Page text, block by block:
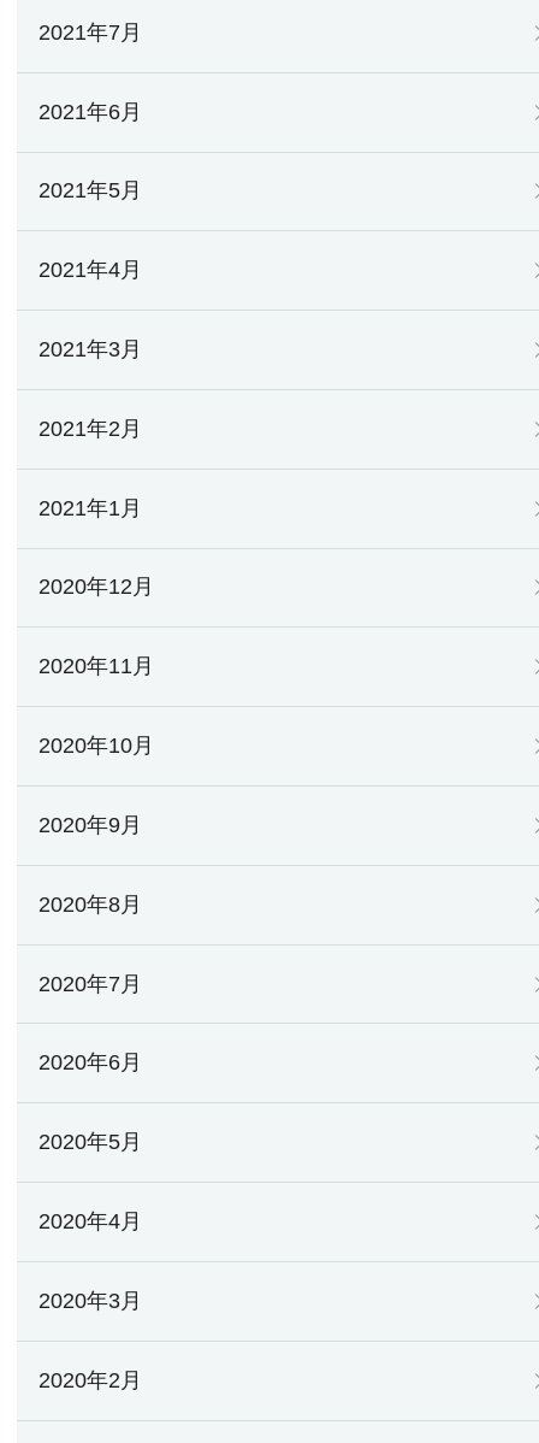
2021年7月
2021年6月
2021年5月
2021年4月
2021年3月
2021年2月
2021年1月
2020年12月
2020年11月
2020年10月
2020年9月
2020年8月
2020年7月
2020年6月
2020年5月
2020年4月
2020年3月
2020年2月